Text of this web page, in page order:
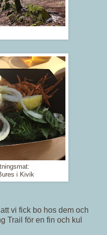
i Kivik
vi fick bo hos dem och
Trail för en fin och kul